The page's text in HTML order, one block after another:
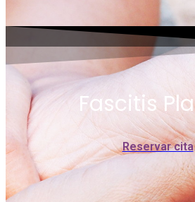
Fascitis
Reservar cita